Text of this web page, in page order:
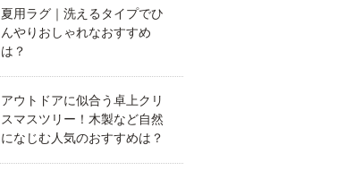
夏用ラグ｜洗えるタイプでひ
んやりおしゃれなおすすめ
は？
アウトドアに似合う卓上クリ
スマスツリー！木製など自然
になじむ人気のおすすめは？